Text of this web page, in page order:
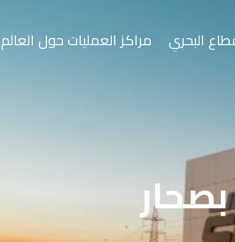
مراكز العمليات حول العالم البحري